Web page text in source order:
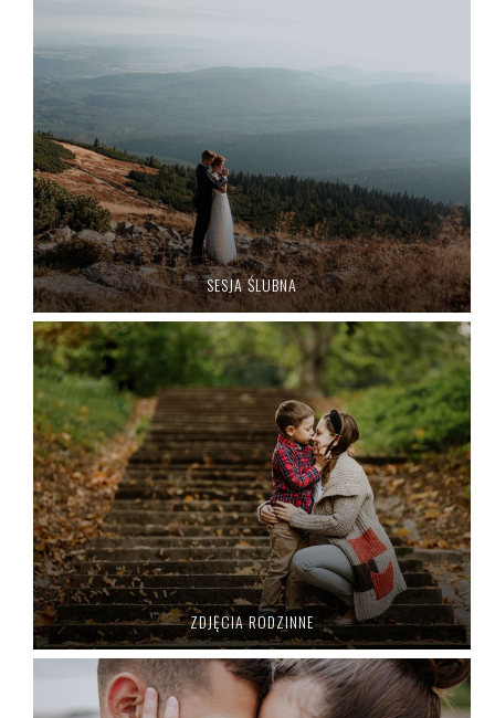
SESJA ŚLUBNA
ZDJĘCIA RODZINNE